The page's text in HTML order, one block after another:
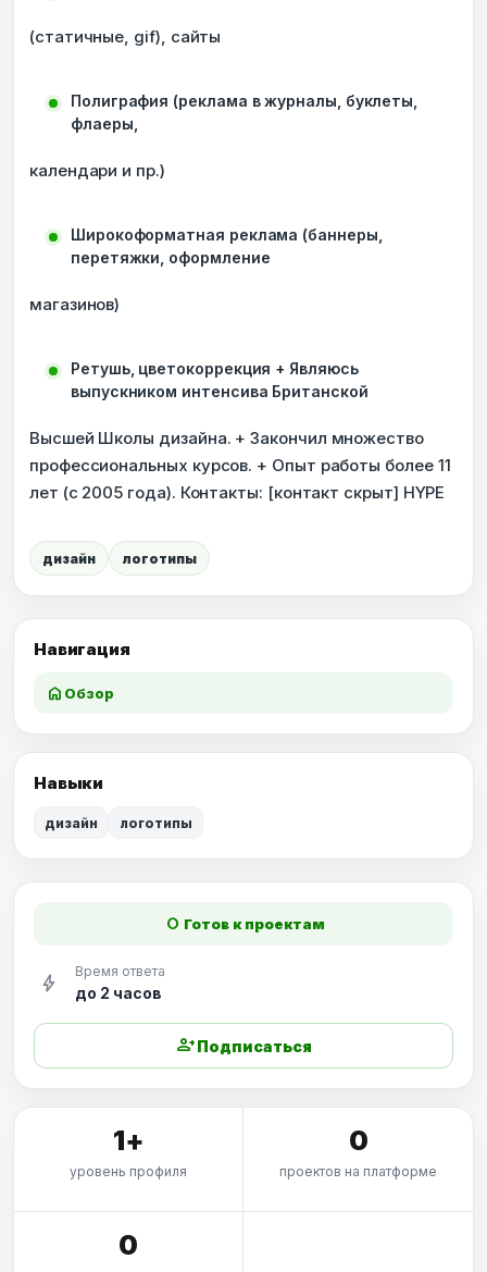
Навигация
home Обзор
Навыки
дизайн логотипы
(статичные, gif), сайты
Полиграфия (реклама в журналы, буклеты,
флаеры,
календари и пр.)
Широкоформатная реклама (баннеры,
перетяжки, оформление
магазинов)
Ретушь, цветокоррекция + Являюсь
выпускником интенсива Британской
Высшей Школы дизайна. + Закончил множество
профессиональных курсов. + Опыт работы более 11
лет (c 2005 года). Контакты: [контакт скрыт] HYPE
дизайн логотипы
fiber_manual_record Готов к проектам
bolt Время ответа
до 2 часов
person_addПодписаться
1+
уровень профиля
0
проектов на платформе
0